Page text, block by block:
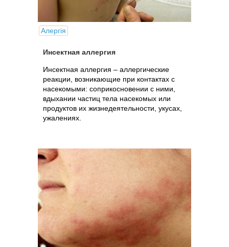
Алергія
Инсектная аллергия
Инсектная аллергия – аллергические
реакции, возникающие при контактах с
насекомыми: соприкосновении с ними,
вдыхании частиц тела насекомых или
продуктов их жизнедеятельности, укусах,
ужалениях.